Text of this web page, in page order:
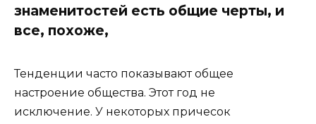
знаменитостей есть общие черты, и
все, похоже,
Тенденции часто показывают общее
настроение общества. Этот год не
исключение. У некоторых причесок